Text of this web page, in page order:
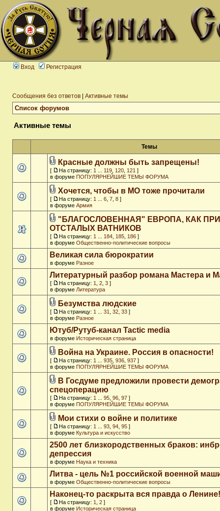
Вход Регистрация
Сообщения без ответов Активные темы
Список форумов
Активные темы
Темы
Красные должны быть запрещены!
[ На страницу: 1 119 120 121 ]
в форуме ПОПУЛЯРНЕЙШИЕ ТЕМЫ ФОРУМА
Хочется, чтобы в МО тоже прочитали
[ На страницу: 1 6 7 8 ]
в форуме Армия
"БЛАГОСЛОВЕННАЯ" ЕВРОПА, КАК
ОТСТАЛЫХ ВАТНИКОВ
[ На страницу: 1 184 185 186 ]
в форуме Общественно-политические вопросы
Великая сила бюрократии
в форуме Разное
Литературный разбор романа Мастера и
[ На страницу: 1 2 3 ]
в форуме Литература
Безумства людские
[ На страницу: 1 31 32 33 ]
в форуме Разное
Ютуб/Рутуб-канал Tactic media
в форуме Историческая страница
Война на Украине. Россия в опасности!
[ На страницу: 1 935 936 937 ]
в форуме ПОПУЛЯРНЕЙШИЕ ТЕМЫ ФОРУМА
В Госдуме предложили провести
спецоперацию
[ На страницу: 1 95 96 97 ]
в форуме ПОПУЛЯРНЕЙШИЕ ТЕМЫ ФОРУМА
Мои стихи о войне и политике
[ На страницу: 1 93 94 95 ]
в форуме Культура и искусство
2500 лет близкородственных браков:
депрессия
в форуме Наука и техника
Литва - цель №1 российской военной
в форуме Общественно-политические вопросы
Наконец-то раскрыта вся правда о Ленине!
[ На страницу: 1 2 ]
в форуме Историческая страница